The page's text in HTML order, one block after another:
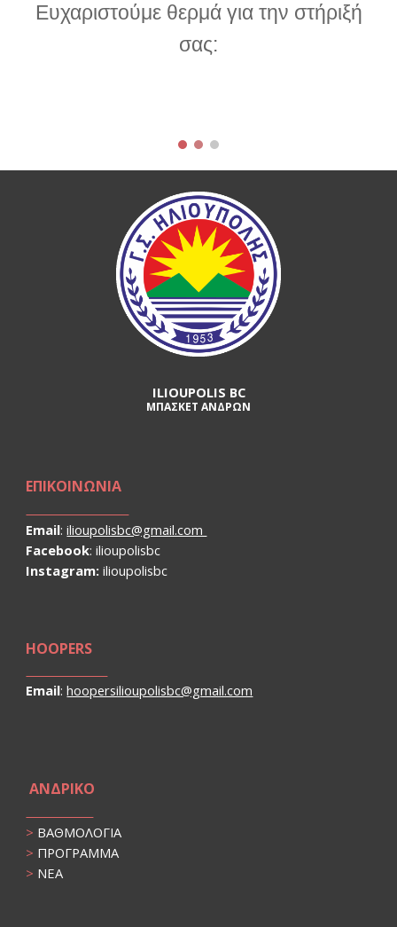
Ευχαριστούμε θερμά για την στήριξή
σας:
ILIOUPOLIS BC
ΜΠΑΣΚΕΤ ΑΝΔΡΩΝ
ΕΠΙΚΟΙΝΩΝΙΑ
Email:ilioupolisbc@gmail.com
Facebook: ilioupolisbc
Instagram: ilioupolisbc
HOOPERS
Email: hoopersilioupolisbc@gmail.com
ΑΝΔΡΙΚΟ
> ΒΑΘΜΟΛΟΓΙΑ
> ΠΡΟΓΡΑΜΜΑ
> ΝΕΑ